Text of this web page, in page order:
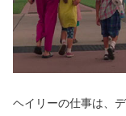
ヘイリーの仕事は、